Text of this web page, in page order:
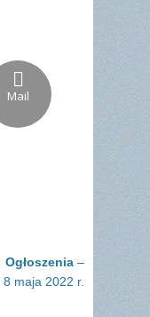
Mail
Next
post:
Ogłoszenia –
8 maja 2022 r.